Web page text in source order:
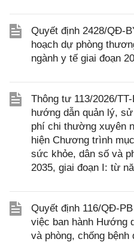
Quyết định 2428/QĐ-
hoạch dự phòng
ngành y tế giai đoạn
Thông tư 113/2026/
hướng dẫn quản lý,
phí chi thường xuyên
hiện Chương trình
sức khỏe, dân số và
2035, giai đoạn I: từ
Quyết định 116/QĐ-
việc ban hành Hướng
và phòng, chống bệnh